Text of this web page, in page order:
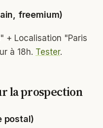
freemium)
+ Localisation "Paris
à 18h. Tester.
la prospection
postal)